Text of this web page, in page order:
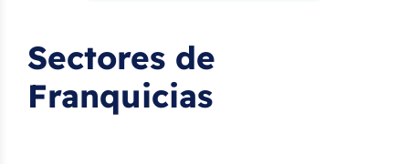
Sectores de
Franquicias